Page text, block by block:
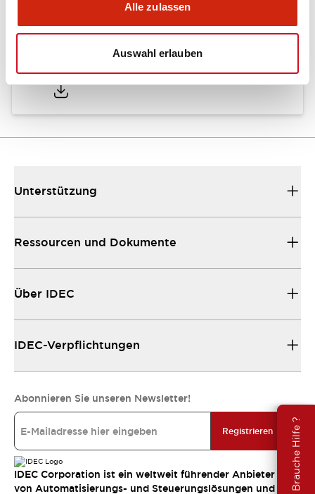
Alle zulassen
Auswahl erlauben
Brauche Hilfe ?
Unterstützung
Ressourcen und Dokumente
Über IDEC
IDEC-Verpflichtungen
Abonnieren Sie unseren Newsletter!
Registrieren
IDEC Corporation ist ein weltweit führender Anbieter
von Automatisierungs- und Steuerungslösungen und